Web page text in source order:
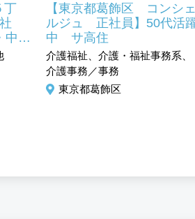
丁
中学
ポ
【東京都葛飾区 コンシ
ルジュ 正社員】50代活
中 サ高住
介護福祉、介護・福祉事務系、
介護事務／事務
東京都葛飾区